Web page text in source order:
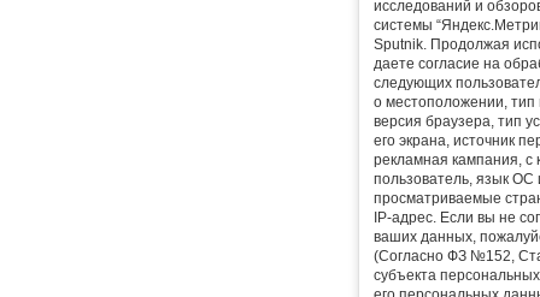
исследований и
системы
Sputnik. Продолжая
даете согласие на
следующих
о местоположении,
версия браузера, тип
его экрана, источник
рекламная кампания, с
пользователь, язык ОС
просматриваемые
IP-адрес. Если вы не
ваших данных,
(Согласно ФЗ №152,
субъекта